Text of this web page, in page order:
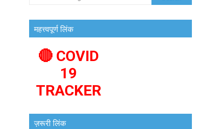
महत्त्वपूर्ण लिंक
🔴 COVID
19
TRACKER
ज़रूरी लिंक